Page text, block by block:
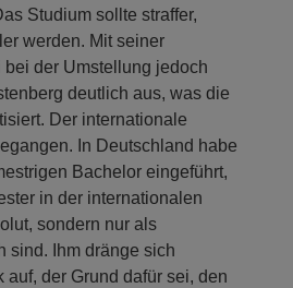
Studium sollte straffer,
werden. Mit seiner
der Umstellung jedoch
deutlich aus, was die
Der internationale
In Deutschland habe
Bachelor eingeführt,
in der internationalen
sondern nur als
sind. Ihm dränge sich
auf, der Grund dafür sei, den